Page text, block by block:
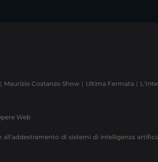
Maurizio Costanzo Show Ultima Fermata
Web
di sistemi di intelligenza